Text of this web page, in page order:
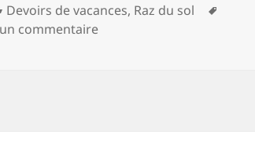
Catégories
Devoirs de vacances, Raz du sol
commentairesur Mont Aiguille